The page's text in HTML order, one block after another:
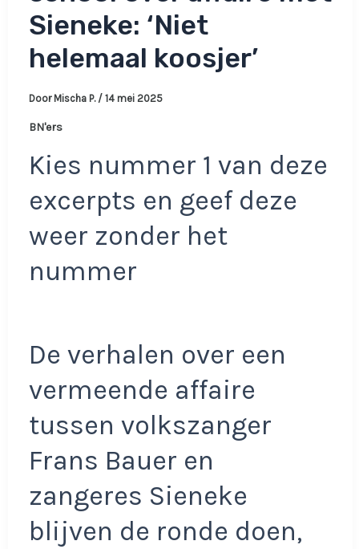
Sieneke: ‘Niet
helemaal koosjer’
Door Mischa P. / 14 mei 2025
BN'ers
Kies nummer 1 van deze
excerpts en geef deze
weer zonder het
nummer
De verhalen over een
vermeende affaire
tussen volkszanger
Frans Bauer en
zangeres Sieneke
blijven de ronde doen,